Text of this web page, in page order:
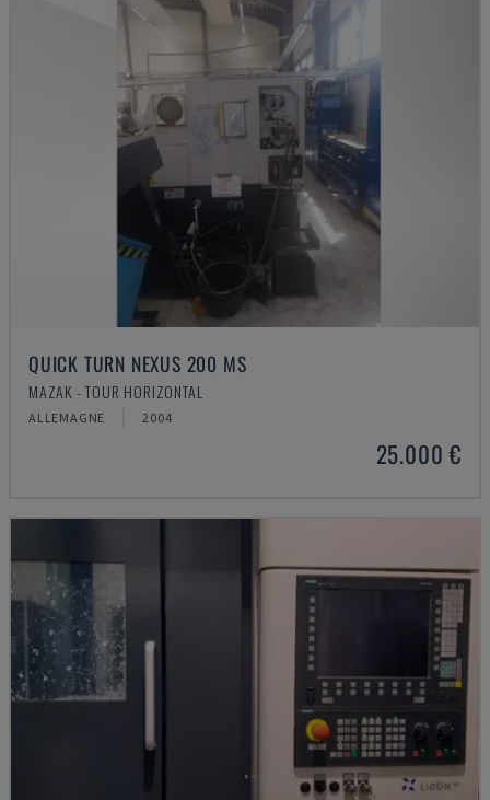
QUICK TURN NEXUS 200 MS
MAZAK - TOUR HORIZONTAL
ALLEMAGNE 2004
25.000 €